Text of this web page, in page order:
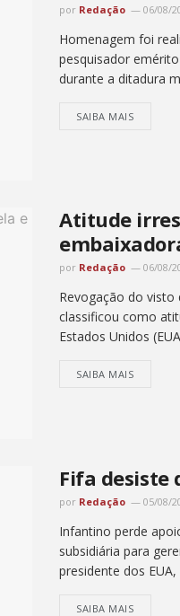
por Redação 06/08/
Homenagem foi
pesquisador
durante a ditadura
SAIBA MAIS
Atitude
por Redação 06/08/
Revogação do visto
classificou como
Estados Unidos
SAIBA MAIS
Fifa desiste
por Redação 05/08/
Infantino perde
subsidiária para
presidente dos
SAIBA MAIS